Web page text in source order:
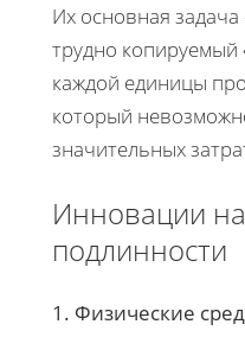
Их основная
трудно копируемый
каждой единицы
который
значительных
Инновации
подлинности
1. Физические